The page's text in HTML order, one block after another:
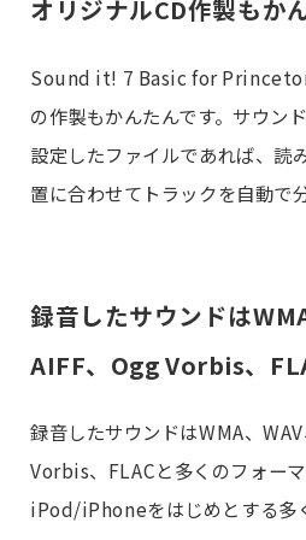
オリジナルCD作製もか
Sound it! 7 Basic for
の作製もかんたんです。サウン
設定したファイルであれば、読
置に合わせてトラックを自動で
録音したサウンドは
AIFF、Ogg Vorbis、
録音したサウンドはWMA、
Vorbis、FLACと多くのフォーマ
iPod/iPhoneをはじめとする多